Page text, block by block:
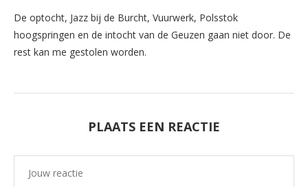
De optocht, Jazz bij de Burcht, Vuurwerk, Polsstok
hoogspringen en de intocht van de Geuzen gaan niet door. De
rest kan me gestolen worden.
PLAATS EEN REACTIE